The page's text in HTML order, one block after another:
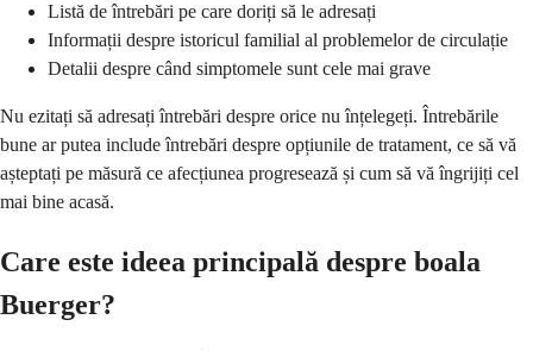
Listă de întrebări pe care doriți să le adresați
Informații despre istoricul familial al problemelor de circulație
Detalii despre când simptomele sunt cele mai grave
Nu ezitați să adresați întrebări despre orice nu înțelegeți. Întrebările
bune ar putea include întrebări despre opțiunile de tratament, ce să vă
așteptați pe măsură ce afecțiunea progresează și cum să vă îngrijiți cel
mai bine acasă.
Care este ideea principală despre boala
Buerger?